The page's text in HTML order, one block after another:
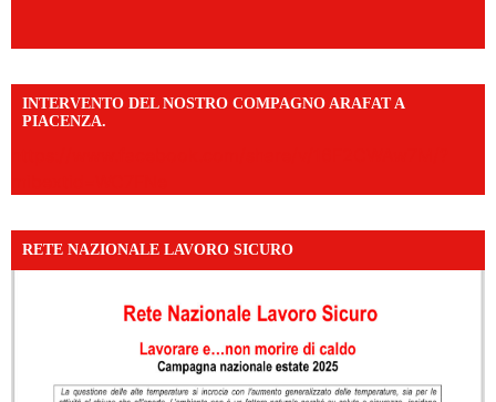
INTERVENTO DEL NOSTRO COMPAGNO ARAFAT A
PIACENZA.
RETE NAZIONALE LAVORO SICURO